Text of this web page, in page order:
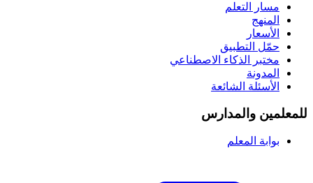
مسار التعلم
المنهج
الأسعار
حمّل التطبيق
مختبر الذكاء الاصطناعي
المدونة
الأسئلة الشائعة
للمعلمين والمدارس
بوابة المعلم